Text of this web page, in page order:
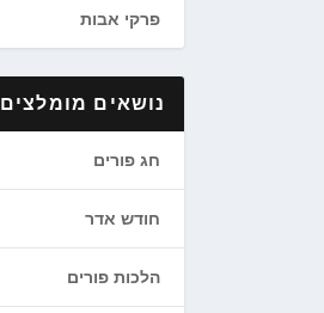
פרקי אבות
נושאים מומלצים
חג פורים
חודש אדר
הלכות פורים